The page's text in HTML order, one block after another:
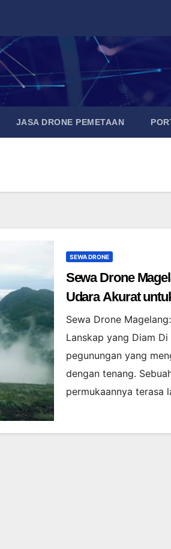
JASA DRONE PEMETAAN
SEWA DRONE
Sewa Drone
Udara Akurat
Sewa Drone
Lanskap yang Diam
pegunungan yang
dengan tenang.
permukaannya terasa